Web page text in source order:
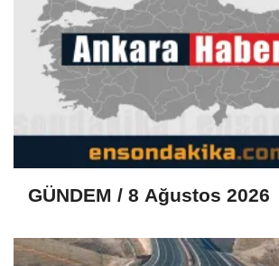
GÜNDEM / 8 Ağustos 2026